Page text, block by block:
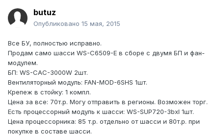
butuz
Опубликовано 15 мая, 2015
Все БУ, полностью исправно.
Продам само шасси WS-C6509-E в сборе с двумя БП и фан-
модулем.
БП: WS-CAC-3000W 2шт.
Вентиляторный модуль: FAN-MOD-6SHS 1шт.
Крепеж в стойку: 1 компл.
Цена за все: 70т.р. Могу отправить в регионы. Возможен торг.
Есть процессорный модуль к шасси: WS-SUP720-3bxl 1шт.
Цена процессорника: 85 т.р. отдельно от шасси и 80т.р. при
покупке в составе шасси.